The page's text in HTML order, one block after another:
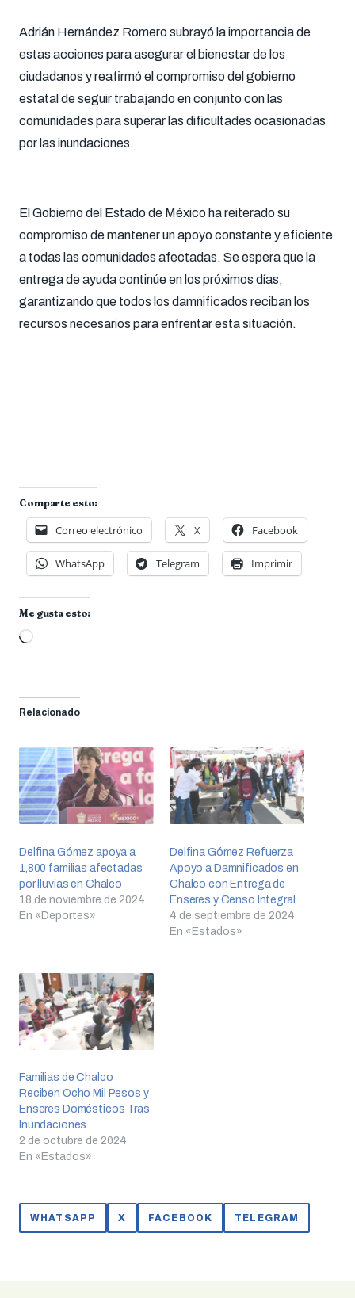
Adrián Hernández Romero subrayó la importancia de
estas acciones para asegurar el bienestar de los
ciudadanos y reafirmó el compromiso del gobierno
estatal de seguir trabajando en conjunto con las
comunidades para superar las dificultades ocasionadas
por las inundaciones.
El Gobierno del Estado de México ha reiterado su
compromiso de mantener un apoyo constante y eficiente
a todas las comunidades afectadas. Se espera que la
entrega de ayuda continúe en los próximos días,
garantizando que todos los damnificados reciban los
recursos necesarios para enfrentar esta situación.
Comparte esto:
Correo electrónico X Facebook
WhatsApp Telegram Imprimir
Me gusta esto:
Cargando...
Relacionado
Delfina Gómez apoya a
1,800 familias afectadas
por lluvias en Chalco
18 de noviembre de 2024
En «Deportes»
Delfina Gómez Refuerza
Apoyo a Damnificados en
Chalco con Entrega de
Enseres y Censo Integral
4 de septiembre de 2024
En «Estados»
Familias de Chalco
Reciben Ocho Mil Pesos y
Enseres Domésticos Tras
Inundaciones
2 de octubre de 2024
En «Estados»
WHATSAPP X FACEBOOK TELEGRAM